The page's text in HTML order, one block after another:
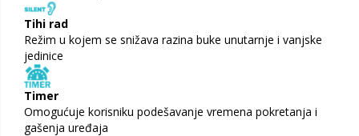
Tihi rad
Režim u kojem se snižava razina buke unutarnje i vanjske
jedinice
Timer
Omogućuje korisniku podešavanje vremena pokretanja i
gašenja uređaja